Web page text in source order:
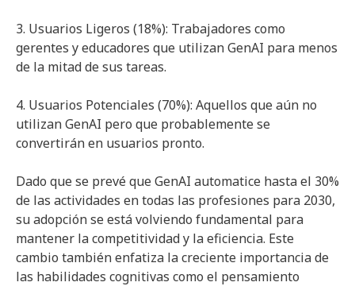
3. Usuarios Ligeros (18%): Trabajadores como
gerentes y educadores que utilizan GenAI para menos
de la mitad de sus tareas.
4. Usuarios Potenciales (70%): Aquellos que aún no
utilizan GenAI pero que probablemente se
convertirán en usuarios pronto.
Dado que se prevé que GenAI automatice hasta el 30%
de las actividades en todas las profesiones para 2030,
su adopción se está volviendo fundamental para
mantener la competitividad y la eficiencia. Este
cambio también enfatiza la creciente importancia de
las habilidades cognitivas como el pensamiento